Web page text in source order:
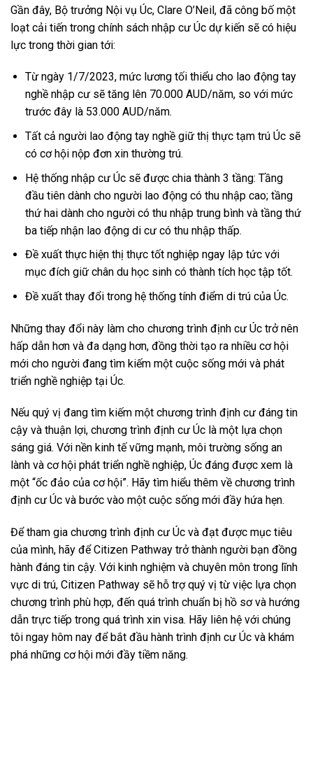
Gần đây, Bộ trưởng Nội vụ Úc, Clare O’Neil, đã công bố một
loạt cải tiến trong chính sách nhập cư Úc dự kiến sẽ có hiệu
lực trong thời gian tới:
Từ ngày 1/7/2023, mức lương tối thiểu cho lao động tay
nghề nhập cư sẽ tăng lên 70.000 AUD/năm, so với mức
trước đây là 53.000 AUD/năm.
Tất cả người lao động tay nghề giữ thị thực tạm trú Úc sẽ
có cơ hội nộp đơn xin thường trú.
Hệ thống nhập cư Úc sẽ được chia thành 3 tầng: Tầng
đầu tiên dành cho người lao động có thu nhập cao; tầng
thứ hai dành cho người có thu nhập trung bình và tầng thứ
ba tiếp nhận lao động di cư có thu nhập thấp.
Đề xuất thực hiện thị thực tốt nghiệp ngay lập tức với
mục đích giữ chân du học sinh có thành tích học tập tốt.
Đề xuất thay đổi trong hệ thống tính điểm di trú của Úc.
Những thay đổi này làm cho chương trình định cư Úc trở nên
hấp dẫn hơn và đa dạng hơn, đồng thời tạo ra nhiều cơ hội
mới cho người đang tìm kiếm một cuộc sống mới và phát
triển nghề nghiệp tại Úc.
Nếu quý vị đang tìm kiếm một chương trình định cư đáng tin
cậy và thuận lợi, chương trình định cư Úc là một lựa chọn
sáng giá. Với nền kinh tế vững mạnh, môi trường sống an
lành và cơ hội phát triển nghề nghiệp, Úc đáng được xem là
một “ốc đảo của cơ hội”. Hãy tìm hiểu thêm về chương trình
định cư Úc và bước vào một cuộc sống mới đầy hứa hẹn.
Để tham gia chương trình định cư Úc và đạt được mục tiêu
của mình, hãy để Citizen Pathway trở thành người bạn đồng
hành đáng tin cậy. Với kinh nghiệm và chuyên môn trong lĩnh
vực di trú, Citizen Pathway sẽ hỗ trợ quý vị từ việc lựa chọn
chương trình phù hợp, đến quá trình chuẩn bị hồ sơ và hướng
dẫn trực tiếp trong quá trình xin visa. Hãy liên hệ với chúng
tôi ngay hôm nay để bắt đầu hành trình định cư Úc và khám
phá những cơ hội mới đầy tiềm năng.